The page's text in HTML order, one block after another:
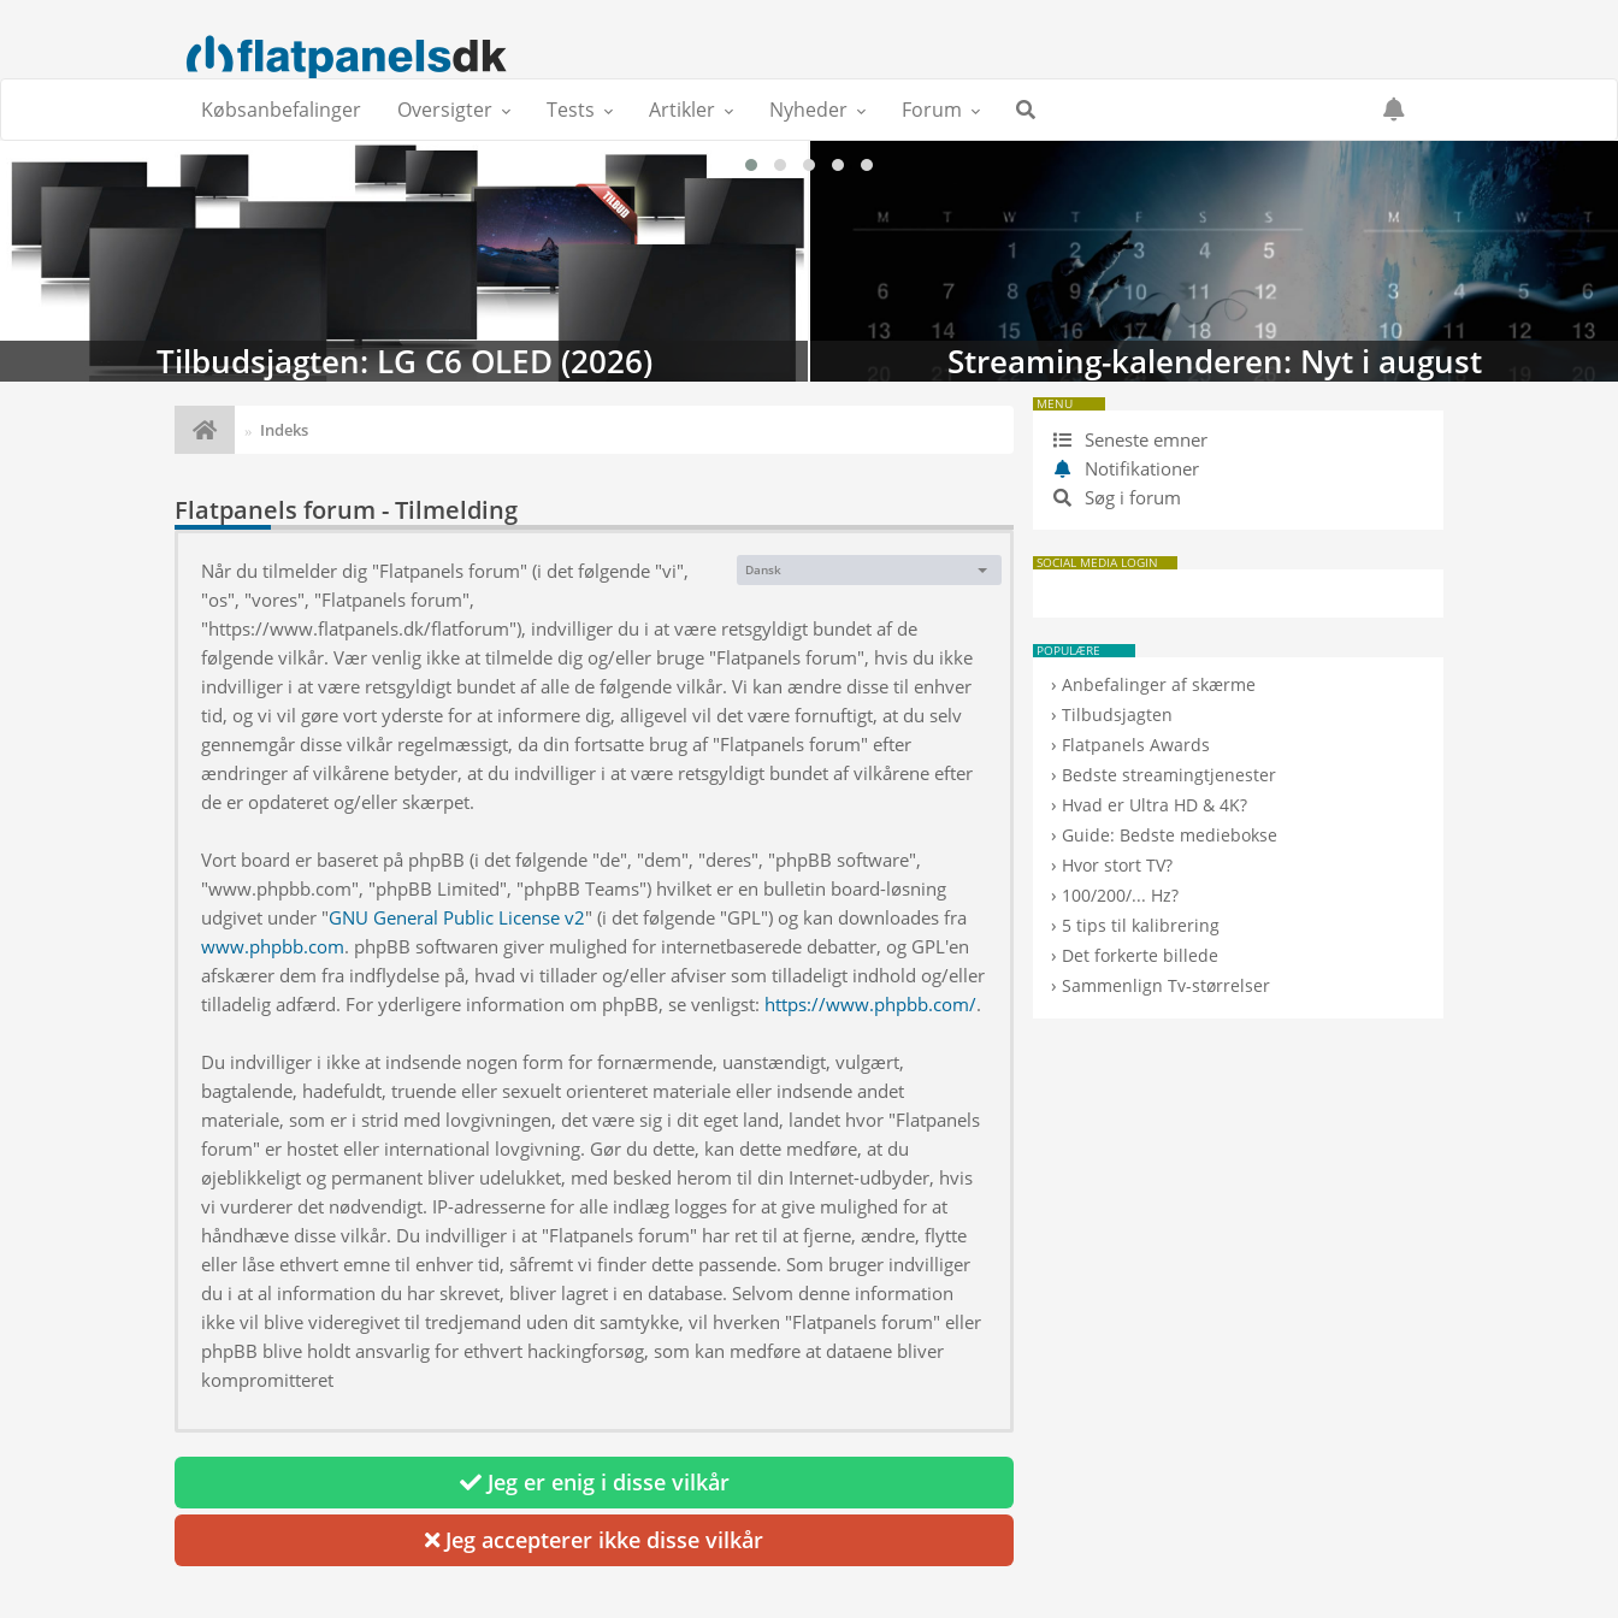
Købsanbefalinger Oversigter Tests Artikler Nyheder Forum
Tilbudsjagten: LG C6 OLED (2026) Streaming-kalenderen: Nyt i august
Indeks
Flatpanels forum - Tilmelding
Sprog:
Dansk
Når du tilmelder dig "Flatpanels forum" (i det følgende "vi",
"os", "vores", "Flatpanels forum",
"https://www.flatpanels.dk/flatforum"), indvilliger du i at være retsgyldigt bundet af de
følgende vilkår. Vær venlig ikke at tilmelde dig og/eller bruge "Flatpanels forum", hvis du ikke
indvilliger i at være retsgyldigt bundet af alle de følgende vilkår. Vi kan ændre disse til enhver
tid, og vi vil gøre vort yderste for at informere dig, alligevel vil det være fornuftigt, at du selv
gennemgår disse vilkår regelmæssigt, da din fortsatte brug af "Flatpanels forum" efter
ændringer af vilkårene betyder, at du indvilliger i at være retsgyldigt bundet af vilkårene efter
de er opdateret og/eller skærpet.
Vort board er baseret på phpBB (i det følgende "de", "dem", "deres", "phpBB software",
"www.phpbb.com", "phpBB Limited", "phpBB Teams") hvilket er en bulletin board-løsning
udgivet under "GNU General Public License v2" (i det følgende "GPL") og kan downloades fra
www.phpbb.com. phpBB softwaren giver mulighed for internetbaserede debatter, og GPL'en
afskærer dem fra indflydelse på, hvad vi tillader og/eller afviser som tilladeligt indhold og/eller
tilladelig adfærd. For yderligere information om phpBB, se venligst: https://www.phpbb.com/.
Du indvilliger i ikke at indsende nogen form for fornærmende, uanstændigt, vulgært,
bagtalende, hadefuldt, truende eller sexuelt orienteret materiale eller indsende andet
materiale, som er i strid med lovgivningen, det være sig i dit eget land, landet hvor "Flatpanels
forum" er hostet eller international lovgivning. Gør du dette, kan dette medføre, at du
øjeblikkeligt og permanent bliver udelukket, med besked herom til din Internet-udbyder, hvis
vi vurderer det nødvendigt. IP-adresserne for alle indlæg logges for at give mulighed for at
håndhæve disse vilkår. Du indvilliger i at "Flatpanels forum" har ret til at fjerne, ændre, flytte
eller låse ethvert emne til enhver tid, såfremt vi finder dette passende. Som bruger indvilliger
du i at al information du har skrevet, bliver lagret i en database. Selvom denne information
ikke vil blive videregivet til tredjemand uden dit samtykke, vil hverken "Flatpanels forum" eller
phpBB blive holdt ansvarlig for ethvert hackingforsøg, som kan medføre at dataene bliver
kompromitteret
Jeg er enig i disse vilkår
Jeg accepterer ikke disse vilkår
MENU
Seneste emner
Notifikationer
Søg i forum
SOCIAL MEDIA LOGIN
POPULÆRE
›Anbefalinger af skærme
›Tilbudsjagten
› Flatpanels Awards
› Bedste streamingtjenester
› Hvad er Ultra HD & 4K?
› Guide: Bedste mediebokse
› Hvor stort TV?
› 100/200/... Hz?
› 5 tips til kalibrering
› Det forkerte billede
›Sammenlign Tv-størrelser